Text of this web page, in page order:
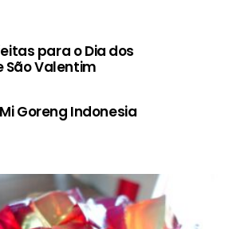
para o Dia dos
São Valentim
Goreng Indonesia